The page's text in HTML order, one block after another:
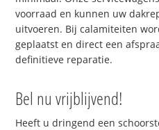
voorraad en kunnen uw
uitvoeren. Bij calamiteiten
geplaatst en direct een
definitieve reparatie.
Bel nu vrijblijvend!
Heeft u dringend een